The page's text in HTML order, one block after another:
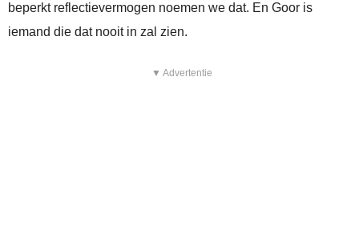
beperkt reflectievermogen noemen we dat. En Goor is
iemand die dat nooit in zal zien.
▼ Advertentie